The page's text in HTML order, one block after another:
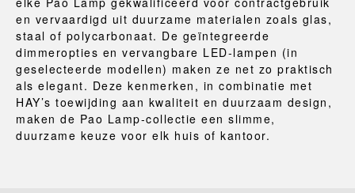
en vervaardigd uit duurzame materialen zoals glas,
staal of polycarbonaat. De geïntegreerde
dimmeropties en vervangbare LED‑lampen (in
geselecteerde modellen) maken ze net zo praktisch
als elegant. Deze kenmerken, in combinatie met
HAY’s toewijding aan kwaliteit en duurzaam design,
maken de Pao Lamp‑collectie een slimme,
duurzame keuze voor elk huis of kantoor.